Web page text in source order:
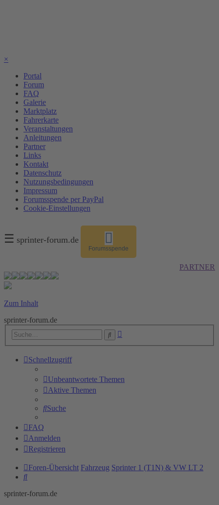
×
Portal
Forum
FAQ
Galerie
Marktplatz
Fahrerkarte
Veranstaltungen
Anleitungen
Partner
Links
Kontakt
Datenschutz
Nutzungsbedingungen
Impressum
Forumsspende per PayPal
Cookie-Einstellungen
☰ sprinter-forum.de
Forumsspende
PARTNER
Zum Inhalt
sprinter-forum.de
Suche
Schnellzugriff
Unbeantwortete Themen
Aktive Themen
Suche
FAQ
Anmelden
Registrieren
Foren-Übersicht Fahrzeug Sprinter 1 (T1N) & VW LT 2
Suche
sprinter-forum.de